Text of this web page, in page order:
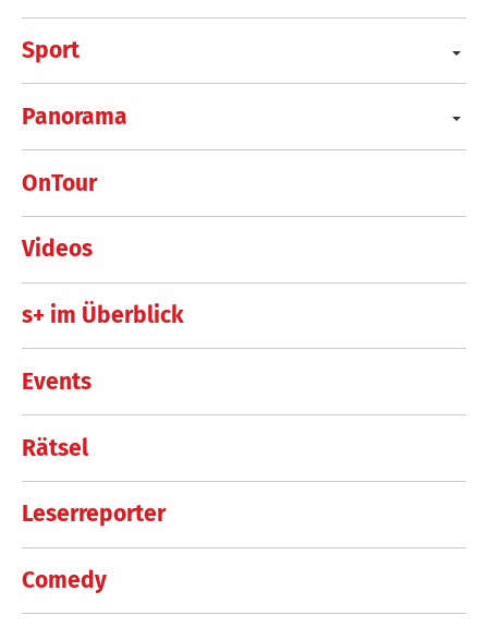
Sport
Panorama
OnTour
Videos
s+ im Überblick
Events
Rätsel
Leserreporter
Comedy